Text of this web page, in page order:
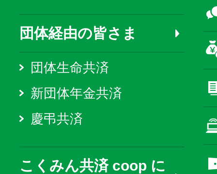
団体経由の皆さま
団体生命共済
新団体年金共済
慶弔共済
こくみん共済 coop に